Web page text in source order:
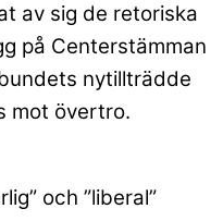
av sig de retoriska
på Centerstämman
nytillträdde
mot övertro.
och ”liberal”